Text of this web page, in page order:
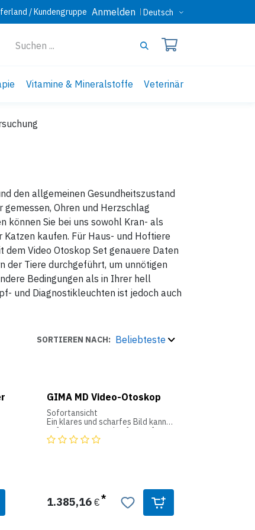
/ Kundengruppe Anmelden Deutsch
Vitamine & Mineralstoffe Veterinär
den allgemeinen Gesundheitszustand
Ohren und Herzschlag
können Sie bei uns sowohl Kran- als
kaufen. Für Haus- und Hoftiere
Video Otoskop Set genauere Daten
der Tiere durchgeführt, um unnötigen
Bedingungen als in Ihrer hell
und Diagnostikleuchten ist jedoch auch
SORTIEREN NACH: Beliebteste
GIMA MD Video-Otoskop
Sofortansicht
Ein klares und scharfes Bild kann
aufgenommen und sofort auf
einem eingebauten Bildschirm
Das medizinische Bild kann
gleichzeitig auf dem TV-Monitor
aufgenommen und angezeigt oder
1.385,16 €